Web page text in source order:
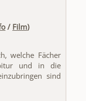
/ Film)
welche Fächer
und in die
sind